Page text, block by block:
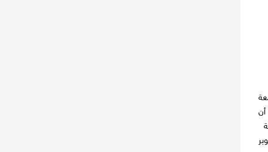
المذكور يوم 17 أكتوبر